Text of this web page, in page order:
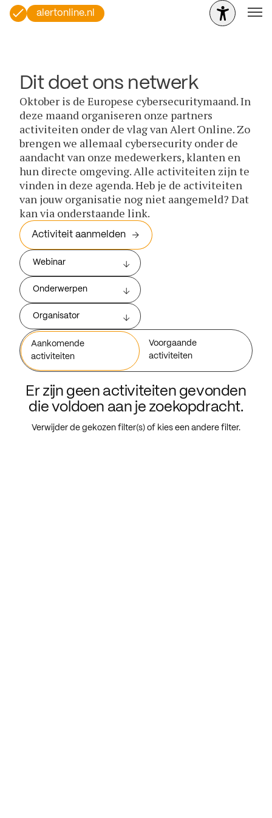
alertonline.nl
Dit doet ons netwerk
Oktober is de Europese cybersecuritymaand. In
deze maand organiseren onze partners
activiteiten onder de vlag van Alert Online. Zo
brengen we allemaal cybersecurity onder de
aandacht van onze medewerkers, klanten en
hun directe omgeving. Alle activiteiten zijn te
vinden in deze agenda. Heb je de activiteiten
van jouw organisatie nog niet aangemeld? Dat
kan via onderstaande link.
Activiteit aanmelden
Webinar
Onderwerpen
Organisator
Aankomende
activiteiten
Voorgaande
activiteiten
Er zijn geen activiteiten gevonden
die voldoen aan je zoekopdracht.
Verwijder de gekozen filter(s) of kies een andere filter.